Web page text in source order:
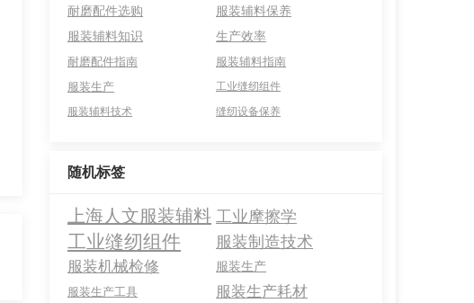
耐磨配件选购
服装辅料保养
服装辅料知识
生产效率
耐磨配件指南
服装辅料指南
服装生产
工业缝纫组件
服装辅料技术
缝纫设备保养
随机标签
上海人文服装辅料 工业摩擦学
工业缝纫组件 服装制造技术
服装机械检修 服装生产
服装生产工具 服装生产耗材